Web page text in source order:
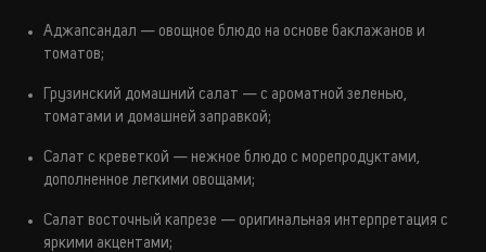
Аджапсандал — овощное блюдо на основе баклажанов и
томатов;
Грузинский домашний салат — с ароматной зеленью,
томатами и домашней заправкой;
Салат с креветкой — нежное блюдо с морепродуктами,
дополненное легкими овощами;
Салат восточный капрезе — оригинальная интерпретация с
яркими акцентами;